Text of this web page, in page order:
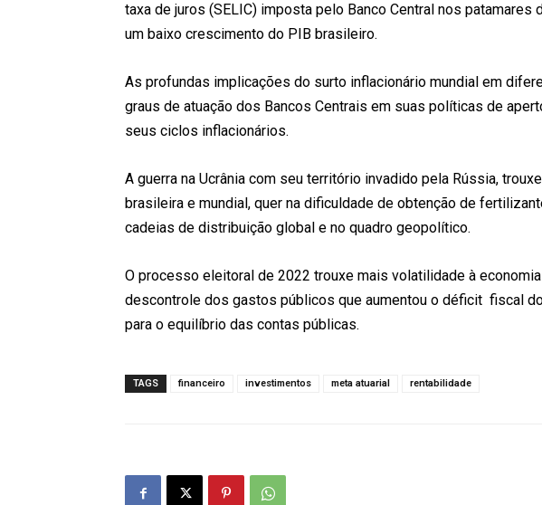
taxa de juros (SELIC) imposta pelo Banco Central nos patamares
um baixo crescimento do PIB brasileiro.
As profundas implicações do surto inflacionário mundial em
graus de atuação dos Bancos Centrais em suas políticas de
seus ciclos inflacionários.
A guerra na Ucrânia com seu território invadido pela Rússia,
brasileira e mundial, quer na dificuldade de obtenção de
cadeias de distribuição global e no quadro geopolítico.
O processo eleitoral de 2022 trouxe mais volatilidade à
descontrole dos gastos públicos que aumentou o déficit fiscal
para o equilíbrio das contas públicas.
TAGS financeiro investimentos meta atuarial rentabilidade